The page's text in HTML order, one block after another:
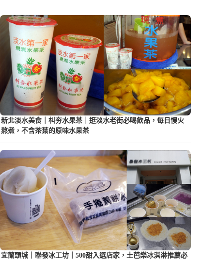
新北淡水美食｜朻夯水果茶｜逛淡水老街必喝飲品，每日慢火
熬煮，不含茶葉的原味水果茶
宜蘭頭城｜聯發冰工坊｜500甜入選店家，土芭樂冰淇淋推薦必